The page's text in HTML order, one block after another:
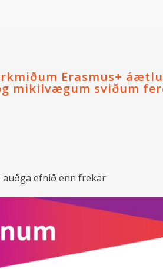
Erasmus+
mikilvægum sviðum
auðga efnið enn frekar